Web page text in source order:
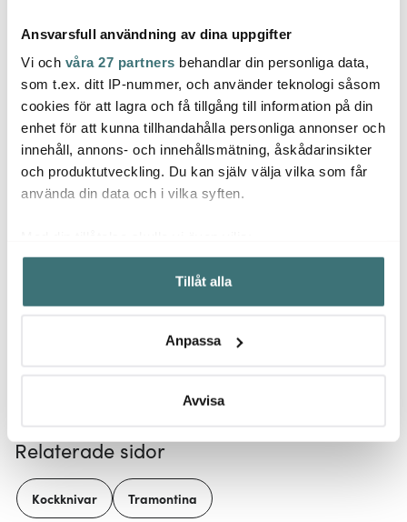
Ansvarsfull användning av dina uppgifter
Vi och våra 27 partners behandlar din personliga data,
som t.ex. ditt IP-nummer, och använder teknologi såsom
cookies för att lagra och få tillgång till information på din
enhet för att kunna tillhandahålla personliga annonser och
innehåll, annons- och innehållsmätning, åskådarinsikter
och produktutveckling. Du kan själv välja vilka som får
använda din data och i vilka syften.
Samla in information om din geografiska plats som
kan ha en noggrannhet på upp till flera meter
Identifiera din enhet genom att aktivt skanna den för
Ta reda på mer om hur dina personliga uppgifter
Du kan ändra eller dra tillbaka ditt samtycke när som
Vi använder cookies för att innehållet och annonserna
ska anpassas efter det som vi tror att du tycker om. Det
gör också att vi kan analysera vår trafik och göra
Tillåt alla
Anpassa
Avvisa
Scanpan
PRO S+ Stekpanna 28
cm Svart
2199 kr
Tramontina
Churrasco Knivar &
Gafflar Grillbestick 12
delar
450 kr
Låt dig inspireras av våra kunder
Relaterade sidor
Kockknivar Tramontina